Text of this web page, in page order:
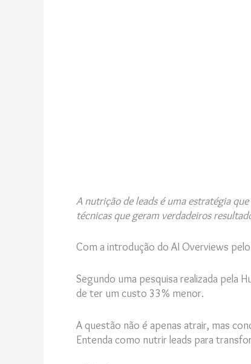
A nutrição de leads é uma estratégia
técnicas que geram verdadeiros
Com a introdução do AI Overviews
Segundo uma pesquisa realizada pela
de ter um custo 33% menor.
A questão não é apenas atrair, mas
Entenda como nutrir leads para